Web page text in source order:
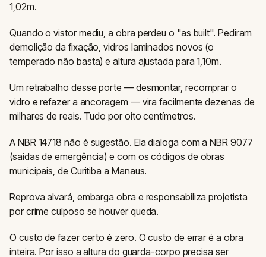
1,02m.
Quando o vistor mediu, a obra perdeu o "as built". Pediram
demolição da fixação, vidros laminados novos (o
temperado não basta) e altura ajustada para 1,10m.
Um retrabalho desse porte — desmontar, recomprar o
vidro e refazer a ancoragem — vira facilmente dezenas de
milhares de reais. Tudo por oito centímetros.
A NBR 14718 não é sugestão. Ela dialoga com a NBR 9077
(saídas de emergência) e com os códigos de obras
municipais, de Curitiba a Manaus.
Reprova alvará, embarga obra e responsabiliza projetista
por crime culposo se houver queda.
O custo de fazer certo é zero. O custo de errar é a obra
inteira. Por isso a altura do guarda-corpo precisa ser